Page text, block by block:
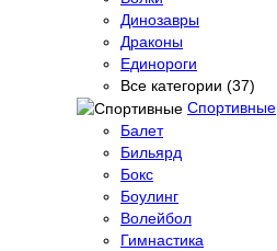
Динозавры
Драконы
Единороги
Все категории (37)
Спортивные
Балет
Бильярд
Бокс
Боулинг
Волейбол
Гимнастика